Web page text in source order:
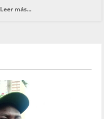
Leer más...